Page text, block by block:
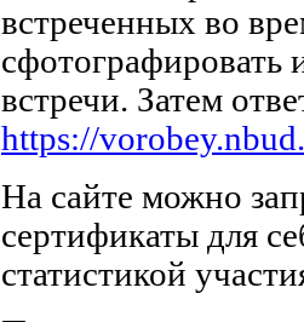
встреченных во
сфотографировать
встречи. Затем
https://
На сайте можно
сертификаты для
статистикой